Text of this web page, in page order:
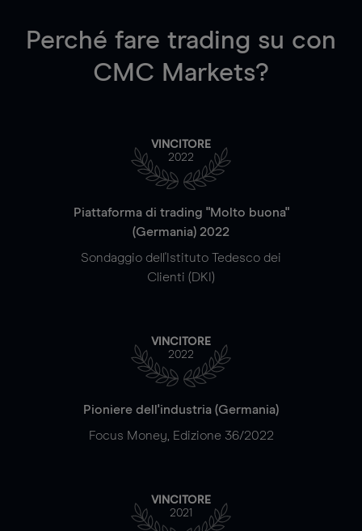
Perché fare trading su con
CMC Markets?
VINCITORE
2022
Piattaforma di trading "Molto buona"
(Germania) 2022
Sondaggio dell'Istituto Tedesco dei
Clienti (DKI)
VINCITORE
2022
Pioniere dell'industria (Germania)
Focus Money, Edizione 36/2022
VINCITORE
2021